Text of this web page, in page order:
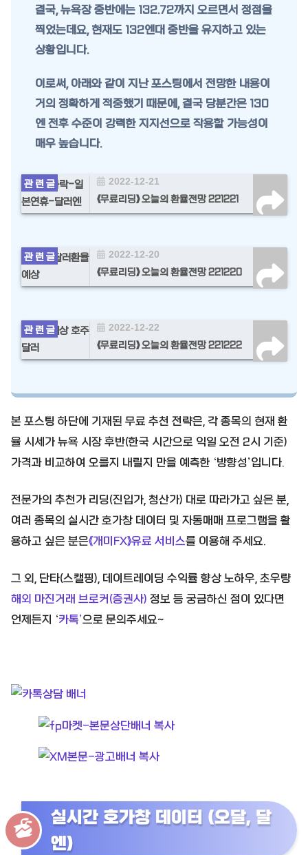
결국, 뉴욕장 중반에는 132.72까지 오르면서 정점을
찍었는데요, 현재도 132엔대 중반을 유지하고 있는
상황입니다.
이로써, 아래와 같이 지난 포스팅에서 전망한 내용이
거의 정확하게 적중했기 때문에, 결국 당분간은 130
엔 전후 수준이 강력한 지지선으로 작용할 가능성이
매우 높습니다.
2022-12-21
《무료리딩》 오늘의 환율전망 221221
2022-12-20
《무료리딩》 오늘의 환율전망 221220
2022-12-22
《무료리딩》 오늘의 환율전망 221222
본 포스팅 하단에 기재된 무료 추천 전략은, 각 종목의 현재 환
율 시세가 뉴욕 시장 후반(한국 시간으로 익일 오전 2시 기준)
가격과 비교하여 오를지 내릴지 만을 예측한 ‘방향성’입니다.
전문가의 추천가 리딩(진입가, 청산가) 대로 따라가고 싶은 분,
여러 종목의 실시간 호가창 데이터 및 자동매매 프로그램을 활
용하고 싶은 분은《개미FX》유료 서비스를 이용해 주세요.
그 외, 단타(스캘핑), 데이트레이딩 수익률 향상 노하우, 초우량
해외 마진거래 브로커(증권사) 정보 등 궁금하신 점이 있다면
언제든지 ‘카톡’으로 문의주세요~
실시간 호가창 데이터 (오달, 달
엔)